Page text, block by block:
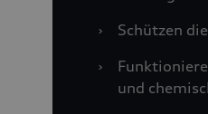
›
Schützen
›
und